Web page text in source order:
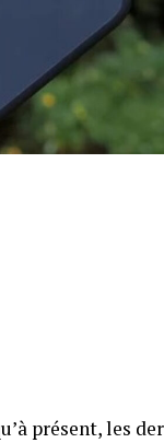
présent, les